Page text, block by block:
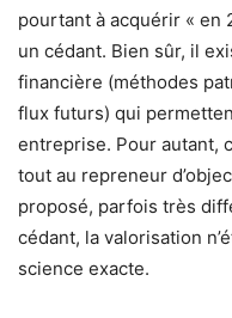
pourtant à acquérir « en
un cédant. Bien sûr, il
financière (méthodes
flux futurs) qui
entreprise. Pour autant,
tout au repreneur
proposé, parfois très
cédant, la valorisation
science exacte.